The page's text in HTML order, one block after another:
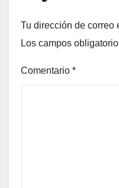
Tu dirección de correo
Los campos
Comentario *